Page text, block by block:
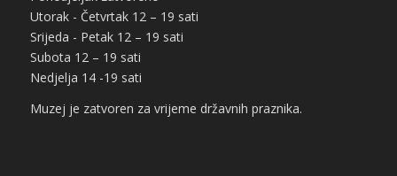
Utorak - Četvrtak 12 – 19 sati
Srijeda - Petak 12 – 19 sati
Subota 12 – 19 sati
Nedjelja 14 -19 sati
Muzej je zatvoren za vrijeme državnih praznika.